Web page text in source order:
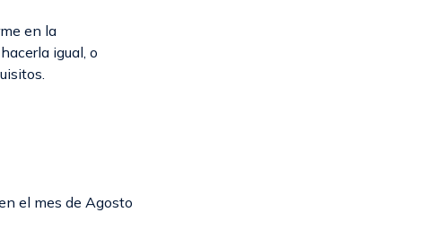
en la
igual, o
el mes de Agosto